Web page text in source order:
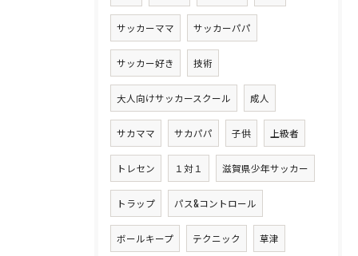
サッカーママ サッカーパパ
サッカー好き 技術
大人向けサッカースクール 成人
サカママ サカパパ 子供 上級者
トレセン １対１ 滋賀県少年サッカー
トラップ パス&コントロール
ボールキープ テクニック 草津